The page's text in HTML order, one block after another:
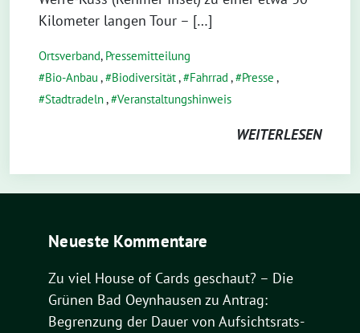
Kilometer langen Tour – […]
Ortsverband, Pressemitteilung
Bio-Anbau , Biodiversität, Fahrrad , Presse ,
Stadtradeln, Veranstaltungshinweis
WEITERLESEN
Neueste Kommentare
Zu viel House of Cards geschaut? – Die
Grünen Bad Oeynhausen zu Antrag:
Begrenzung der Dauer von Aufsichtsrats-